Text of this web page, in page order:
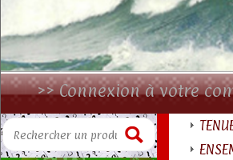
>> Connexion à votre